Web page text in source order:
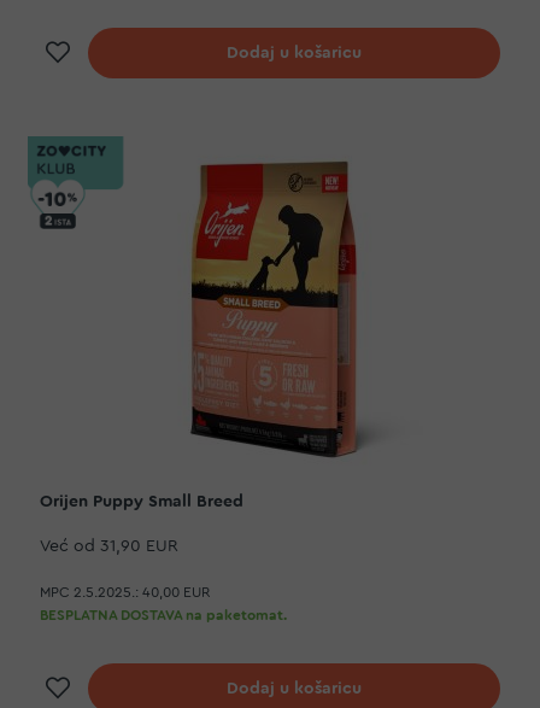
Dodaj na listu želja
Dodaj u košaricu
Orijen Puppy Small Breed
Već od 31,90 EUR
MPC 2.5.2025.: 40,00 EUR
BESPLATNA DOSTAVA na paketomat.
Dodaj na listu želja
Dodaj u košaricu